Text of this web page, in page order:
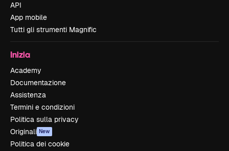
API
App mobile
Tutti gli strumenti Magnific
Inizia
Academy
Documentazione
Assistenza
Termini e condizioni
Politica sulla privacy
Originali New
Politica dei cookie